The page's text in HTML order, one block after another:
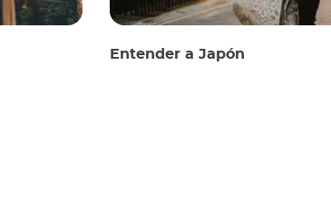
Entender a Japón